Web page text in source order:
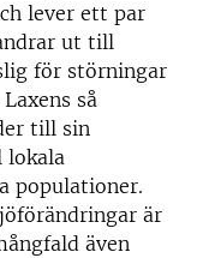
lever ett par
ut till
för störningar
så
till sin
lokala
populationer.
är
även